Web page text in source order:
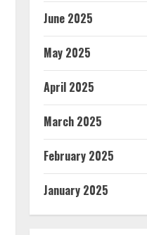
June 2025
May 2025
April 2025
March 2025
February 2025
January 2025